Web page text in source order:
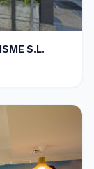
S.L.